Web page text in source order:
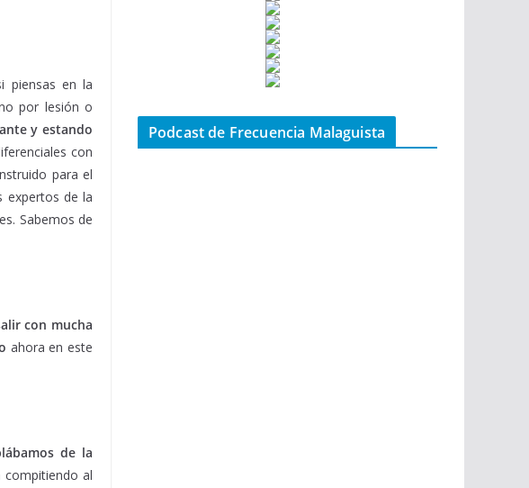
piensas en la
por lesión o
y estando
con
para el
expertos de la
Sabemos de
con mucha
ahora en este
de la
compitiendo al
Podcast de Frecuencia Malaguista